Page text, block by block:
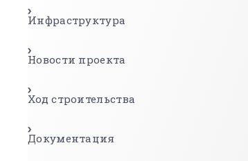
Инфраструктура
Новости проекта
Ход строительства
Документация